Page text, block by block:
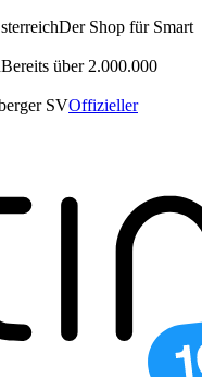
Der Shop für Smart
Bereits über 2.000.000
Offizieller